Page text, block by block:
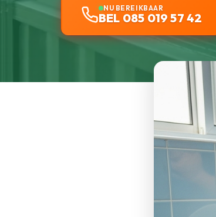
NU BEREIKBAAR
BEL 085 019 57 42